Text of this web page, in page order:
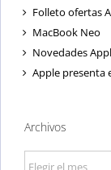
Folleto ofertas
MacBook Neo
Novedades
Apple presenta
Archivos
Archivos